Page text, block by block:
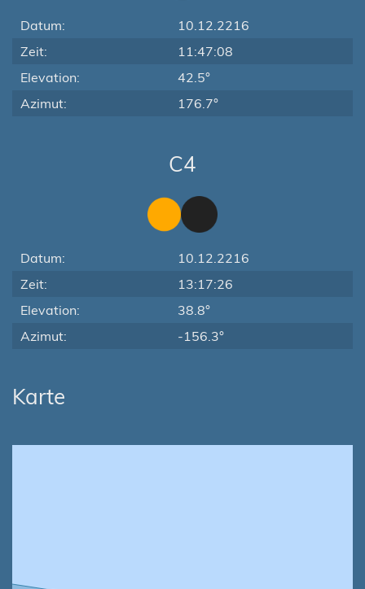
Datum:
10.12.2216
Zeit:
11:47:08
Elevation:
42.5°
Azimut:
176.7°
C4
Datum:
10.12.2216
Zeit:
13:17:26
Elevation:
38.8°
Azimut:
-156.3°
Karte